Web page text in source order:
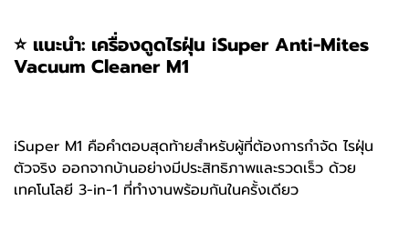
⭐ แนะนำ: เครื่องดูดไรฝุ่น iSuper Anti-Mites
Vacuum Cleaner M1
iSuper M1 คือคำตอบสุดท้ายสำหรับผู้ที่ต้องการกำจัด ไรฝุ่น
ตัวจริง ออกจากบ้านอย่างมีประสิทธิภาพและรวดเร็ว ด้วย
เทคโนโลยี 3-in-1 ที่ทำงานพร้อมกันในครั้งเดียว